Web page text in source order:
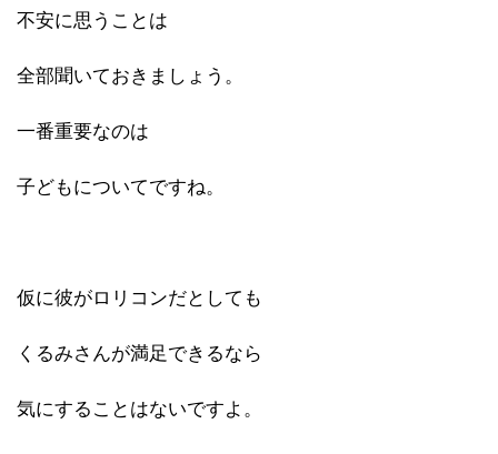
不安に思うことは
全部聞いておきましょう。
一番重要なのは
子どもについてですね。
仮に彼がロリコンだとしても
くるみさんが満足できるなら
気にすることはないですよ。